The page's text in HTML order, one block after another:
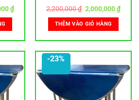
₫.
₫Giá
hiện
1,800,000 ₫.
2,200,000₫ Giá
gốc
là:
2,200,000 ₫.
2,000,000₫Giá
hiện
THÊM VÀO GIỎ HÀNG
-23%